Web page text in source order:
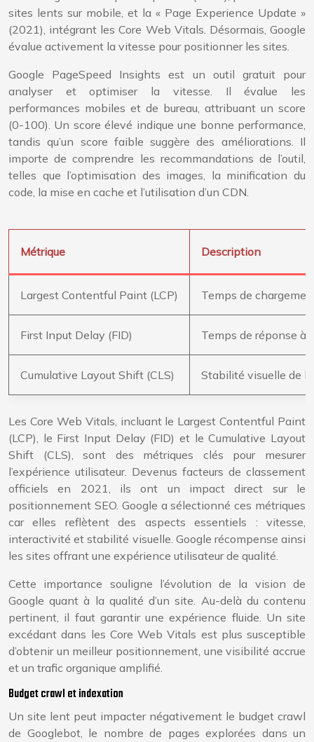
sites lents sur mobile, et la « Page Experience Update »
(2021), intégrant les Core Web Vitals. Désormais, Google
évalue activement la vitesse pour positionner les sites.
Google PageSpeed Insights est un outil gratuit pour
analyser et optimiser la vitesse. Il évalue les
performances mobiles et de bureau, attribuant un score
(0-100). Un score élevé indique une bonne performance,
tandis qu’un score faible suggère des améliorations. Il
importe de comprendre les recommandations de l’outil,
telles que l’optimisation des images, la minification du
code, la mise en cache et l’utilisation d’un CDN.
Métrique Description
Largest Contentful Paint (LCP) Temps de
First Input Delay (FID) Temps de réponse à
Cumulative Layout Shift (CLS) Stabilité visuelle de
Les Core Web Vitals, incluant le Largest Contentful Paint
(LCP), le First Input Delay (FID) et le Cumulative Layout
Shift (CLS), sont des métriques clés pour mesurer
l’expérience utilisateur. Devenus facteurs de classement
officiels en 2021, ils ont un impact direct sur le
positionnement SEO. Google a sélectionné ces métriques
car elles reflètent des aspects essentiels : vitesse,
interactivité et stabilité visuelle. Google récompense ainsi
les sites offrant une expérience utilisateur de qualité.
Cette importance souligne l’évolution de la vision de
Google quant à la qualité d’un site. Au-delà du contenu
pertinent, il faut garantir une expérience fluide. Un site
excédant dans les Core Web Vitals est plus susceptible
d’obtenir un meilleur positionnement, une visibilité accrue
et un trafic organique amplifié.
Budget crawl et indexation
Un site lent peut impacter négativement le budget crawl
de Googlebot, le nombre de pages explorées dans un